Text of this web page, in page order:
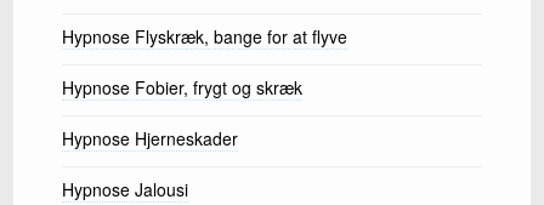
Hypnose Flyskræk, bange for at flyve
Hypnose Fobier, frygt og skræk
Hypnose Hjerneskader
Hypnose Jalousi